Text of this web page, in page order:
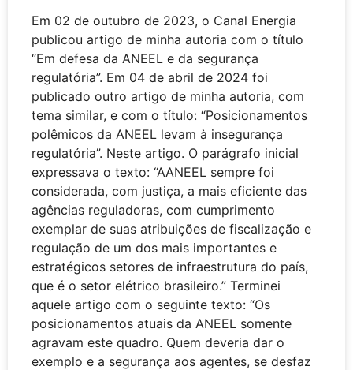
Em 02 de outubro de 2023, o Canal Energia
publicou artigo de minha autoria com o título
“Em defesa da ANEEL e da segurança
regulatória”. Em 04 de abril de 2024 foi
publicado outro artigo de minha autoria, com
tema similar, e com o título: “Posicionamentos
polêmicos da ANEEL levam à insegurança
regulatória”. Neste artigo. O parágrafo inicial
expressava o texto: “AANEEL sempre foi
considerada, com justiça, a mais eficiente das
agências reguladoras, com cumprimento
exemplar de suas atribuições de fiscalização e
regulação de um dos mais importantes e
estratégicos setores de infraestrutura do país,
que é o setor elétrico brasileiro.” Terminei
aquele artigo com o seguinte texto: “Os
posicionamentos atuais da ANEEL somente
agravam este quadro. Quem deveria dar o
exemplo e a segurança aos agentes, se desfaz